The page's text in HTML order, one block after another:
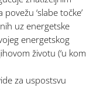
‘slabe točke’
uz energetske
energetskog
životu (‘u kom
za uspostsvu